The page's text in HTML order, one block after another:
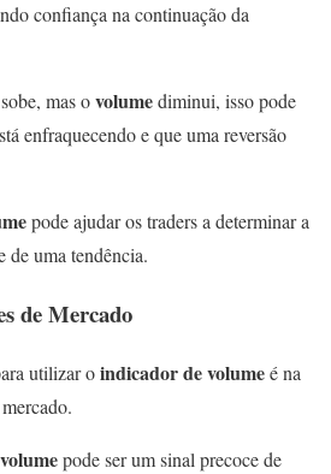
confiança na continuação da
mas ovolumediminui, isso pode
enfraquecendo e que uma reversão
pode ajudar os traders a determinar a
de uma tendência.
de Mercado
utilizar oindicador de volumeé na
volumepode ser um sinal precoce de